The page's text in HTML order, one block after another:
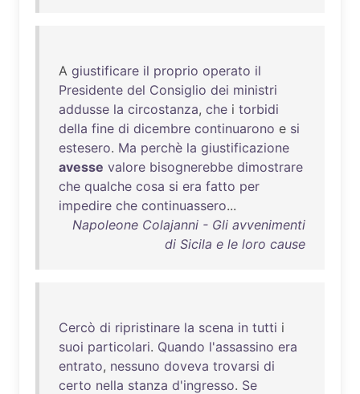
A giustificare il proprio operato il
Presidente del Consiglio dei ministri
addusse la circostanza, che i torbidi
della fine di dicembre continuarono e si
estesero. Ma perchè la giustificazione
avesse valore bisognerebbe dimostrare
che qualche cosa si era fatto per
impedire che continuassero...
Napoleone Colajanni - Gli avvenimenti
di Sicila e le loro cause
Cercò di ripristinare la scena in tutti i
suoi particolari. Quando l'assassino era
entrato, nessuno doveva trovarsi di
certo nella stanza d'ingresso. Se